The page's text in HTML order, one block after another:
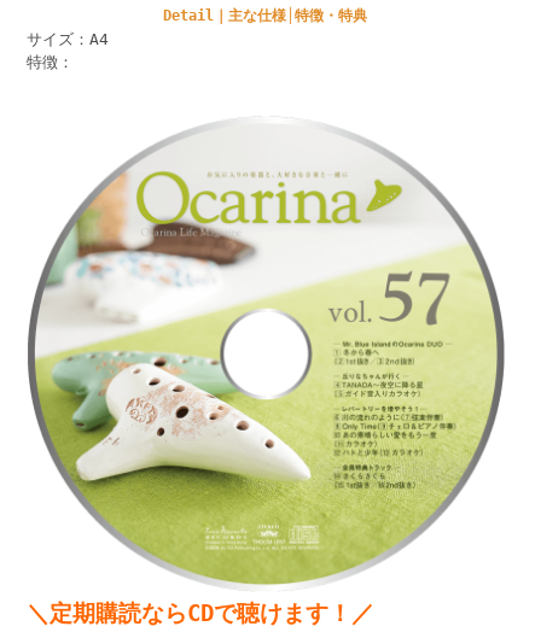
Detail｜主な仕様│特徴・特典
サイズ：A4
特徴：
＼定期購読ならCDで聴けます！／